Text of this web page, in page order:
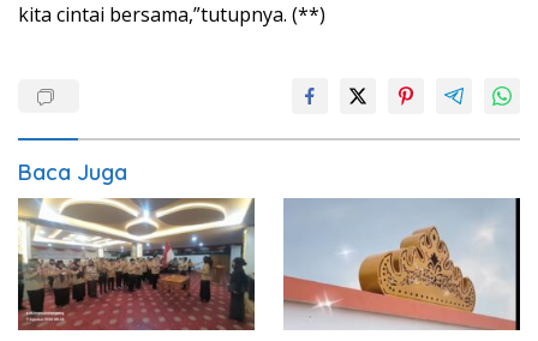
kita cintai bersama,”tutupnya. (**)
Baca Juga